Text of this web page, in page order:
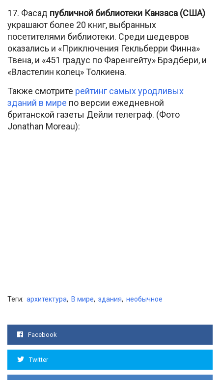
17. Фасад публичной библиотеки Канзаса (США)
украшают более 20 книг, выбранных
посетителями библиотеки. Среди шедевров
оказались и «Приключения Гекльберри Финна»
Твена, и «451 градус по Фаренгейту» Брэдбери, и
«Властелин колец» Толкиена.
Также смотрите рейтинг самых уродливых
зданий в мире по версии ежедневной
британской газеты Дейли телеграф. (Фото
Jonathan Moreau):
Теги: архитектура, В мире, здания, необычное
Facebook
Twitter